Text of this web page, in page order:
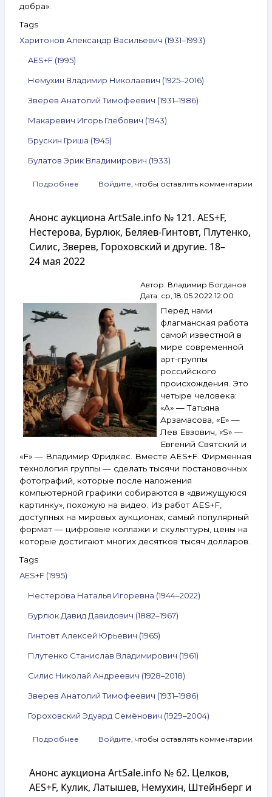
добра».
Tags
Харитонов Александр Васильевич (1931–1993)
AES+F (1995)
Немухин Владимир Николаевич (1925–2016)
Зверев Анатолий Тимофеевич (1931–1986)
Макаревич Игорь Глебович (1943)
Брускин Гриша (1945)
Булатов Эрик Владимирович (1933)
Подробнее
ArtSale.info
№ 257.
Харитонов,
AES+F,
Немухин,
Булатов
и другие.
26 февраля —
4 марта
Войдите , чтобы оставлять комментарии
Анонс аукциона ArtSale.info № 121. AES+F,
Нестерова, Бурлюк, Беляев-Гинтовт, Плутенко,
Силис, Зверев, Гороховский и другие. 18–
24 мая 2022
Автор: Владимир Богданов
Дата: ср, 18.05.2022 12:00
Перед нами
флагманская работа
самой известной в
мире современной
арт-группы
российского
происхождения. Это
четыре человека:
«A» — Татьяна
Арзамасова, «Е» —
Лев Евзович, «S» —
Евгений Святский и
«F» — Владимир Фридкес. Вместе AES+F. Фирменная
технология группы — сделать тысячи постановочных
фотографий, которые после наложения
компьютерной графики собираются в «движущуюся
картинку», похожую на видео. Из работ AES+F,
доступных на мировых аукционах, самый популярный
формат — цифровые коллажи и скульптуры, цены на
которые достигают многих десятков тысяч долларов.
Tags
AES+F (1995)
Нестерова Наталья Игоревна (1944–2022)
Бурлюк Давид Давидович (1882–1967)
Гинтовт Алексей Юрьевич (1965)
Плутенко Станислав Владимирович (1961)
Силис Николай Андреевич (1928–2018)
Зверев Анатолий Тимофеевич (1931–1986)
Гороховский Эдуард Семёнович (1929–2004)
Подробнее
ArtSale.info
№ 121.
AES+F,
Войдите, чтобы оставлять комментарии
Анонс аукциона ArtSale.info № 62. Целков,
AES+F, Кулик, Латышев, Немухин, Штейнберг и